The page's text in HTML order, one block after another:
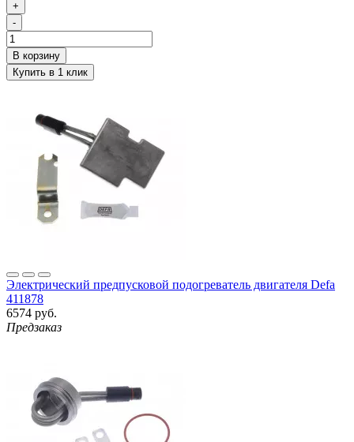
+
-
Электрический предпусковой подогреватель двигателя Defa
411878
6574 руб.
Предзаказ